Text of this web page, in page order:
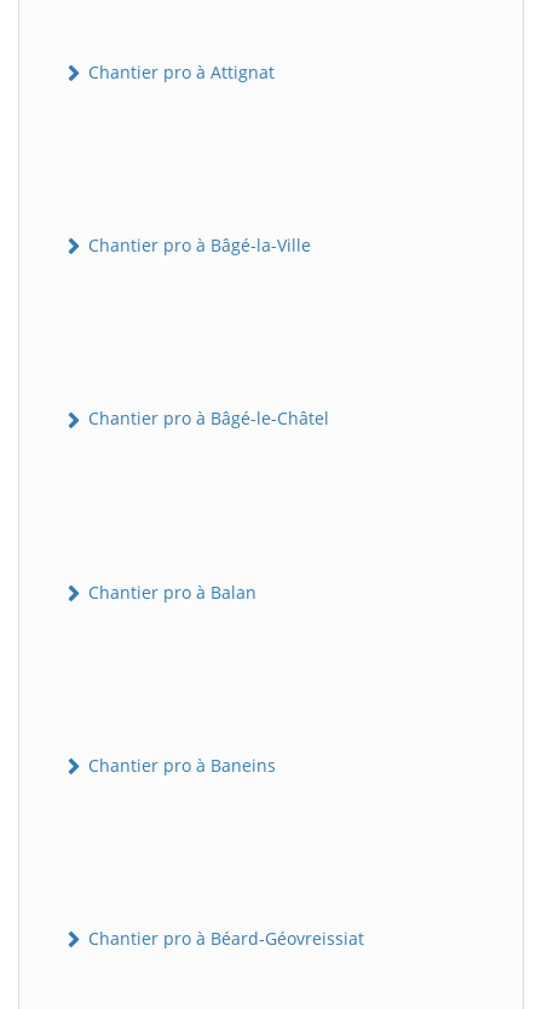
Chantier pro à Attignat
Chantier pro à Bâgé-la-Ville
Chantier pro à Bâgé-le-Châtel
Chantier pro à Balan
Chantier pro à Baneins
Chantier pro à Béard-Géovreissiat